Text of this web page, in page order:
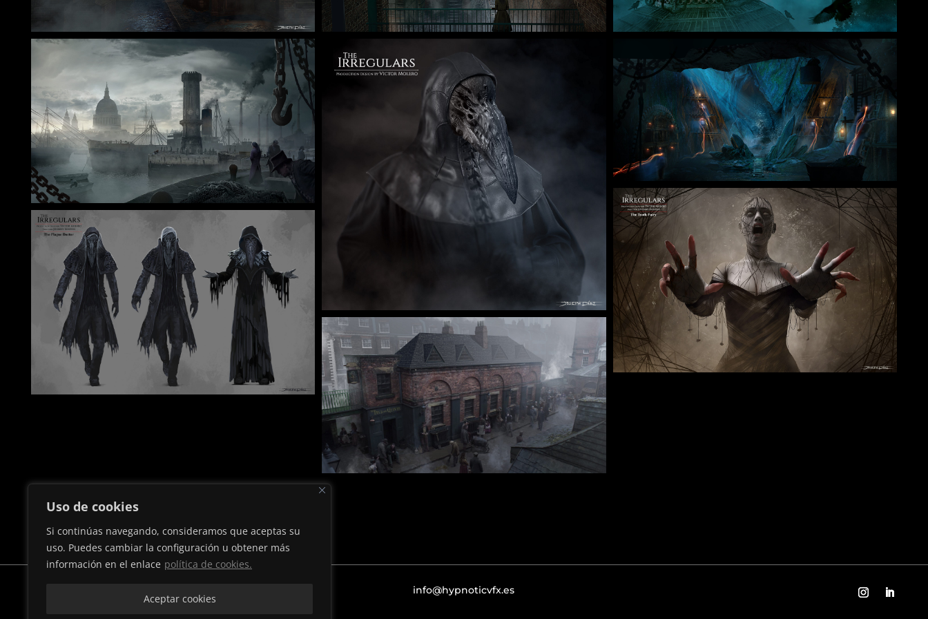
Uso de cookies
Si continúas navegando, consideramos que aceptas su
uso. Puedes cambiar la configuración u obtener más
información en el enlace política de cookies.
Aceptar cookies
info@hypnoticvfx.es